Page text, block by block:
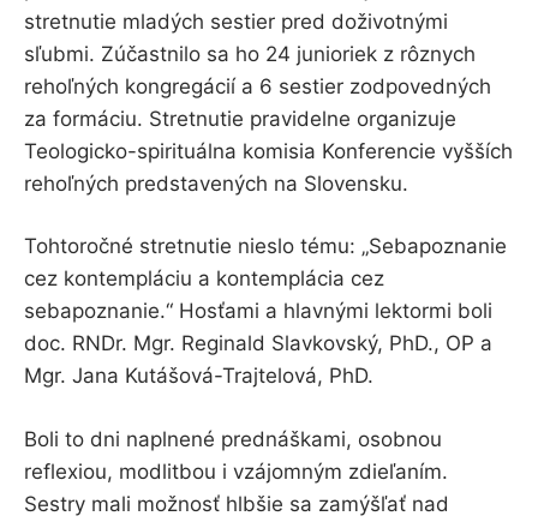
stretnutie mladých sestier pred doživotnými
sľubmi. Zúčastnilo sa ho 24 junioriek z rôznych
rehoľných kongregácií a 6 sestier zodpovedných
za formáciu. Stretnutie pravidelne organizuje
Teologicko-spirituálna komisia Konferencie vyšších
rehoľných predstavených na Slovensku.
Tohtoročné stretnutie nieslo tému: „Sebapoznanie
cez kontempláciu a kontemplácia cez
sebapoznanie.“ Hosťami a hlavnými lektormi boli
doc. RNDr. Mgr. Reginald Slavkovský, PhD., OP a
Mgr. Jana Kutášová-Trajtelová, PhD.
Boli to dni naplnené prednáškami, osobnou
reflexiou, modlitbou i vzájomným zdieľaním.
Sestry mali možnosť hlbšie sa zamýšľať nad